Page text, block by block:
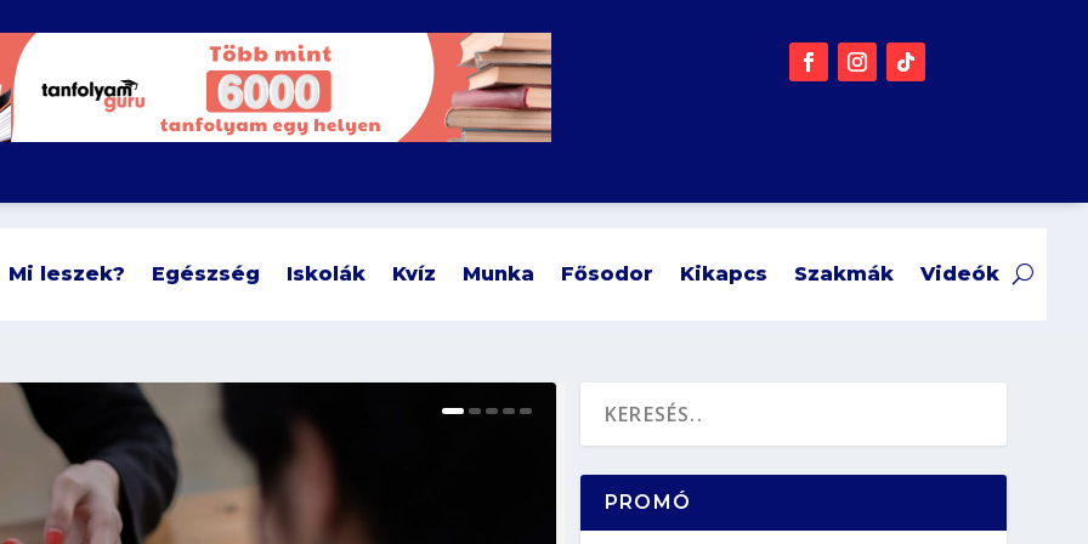
Mi leszek? Egészség Iskolák Kvíz Munka Fősodor Kikapcs Szakmák Videók
PROMÓ